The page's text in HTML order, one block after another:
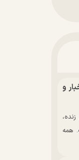
اخبار و
نتایج زنده،
همه